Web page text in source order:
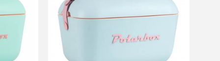
Oświetlenie ostrzegawcze
Oświetlenie biurowe